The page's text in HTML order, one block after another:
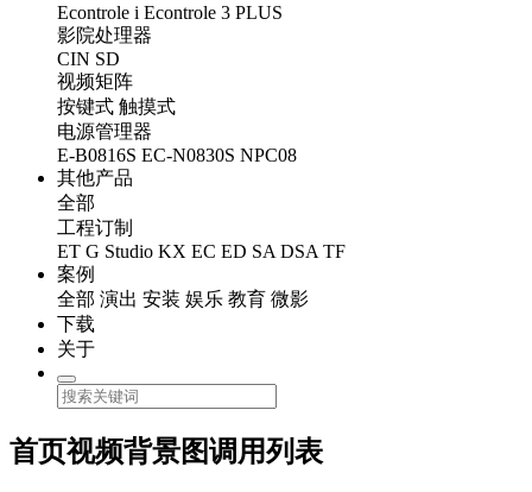
Econtrole i Econtrole 3 PLUS
影院处理器
CIN SD
视频矩阵
按键式 触摸式
电源管理器
E-B0816S EC-N0830S NPC08
其他产品
全部
工程订制
ET G Studio KX EC ED SA DSA TF
案例
全部 演出 安装 娱乐 教育 微影
下载
关于
首页视频背景图调用列表